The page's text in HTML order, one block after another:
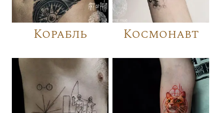
Корабль Космонавт